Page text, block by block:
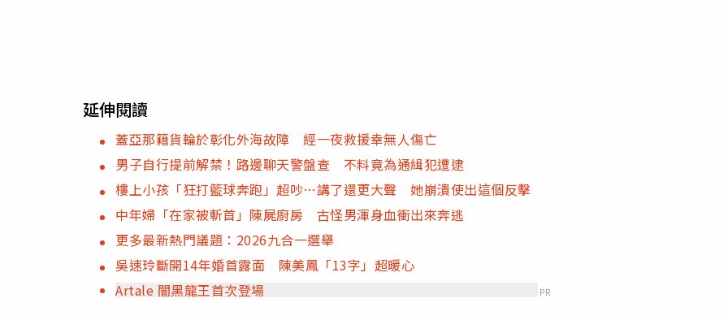
延伸閱讀
蓋亞那籍貨輪於彰化外海故障 經一夜救援幸無人傷亡
男子自行提前解禁！路邊聊天警盤查 不料竟為通緝犯遭逮
樓上小孩「狂打籃球奔跑」超吵…講了還更大聲 她崩潰使出這個反擊
中年婦「在家被斬首」陳屍廚房 古怪男渾身血衝出來奔逃
更多最新熱門議題：2026九合一選舉
吳速玲斷開14年婚首露面 陳美鳳「13字」超暖心
Artale 闇黑龍王首次登場
PR